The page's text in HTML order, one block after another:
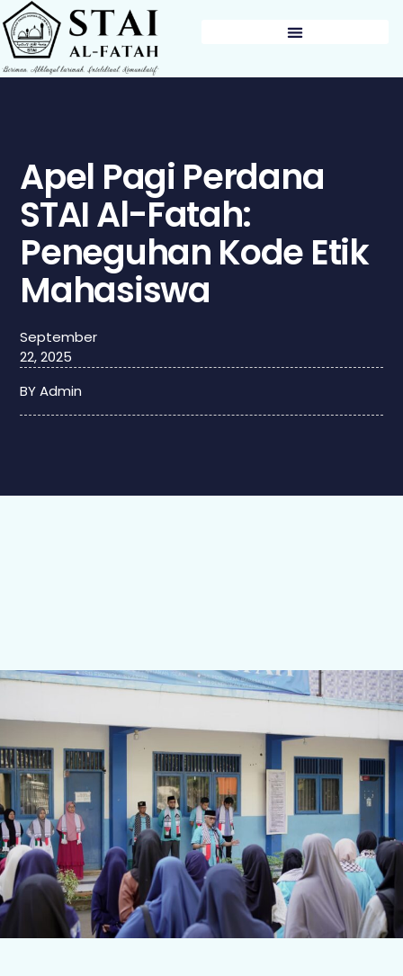
Apel Pagi Perdana
STAI Al-Fatah:
Peneguhan Kode Etik
Mahasiswa
September
22, 2025
BYAdmin